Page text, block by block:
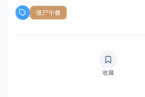
僵尸午餐
收藏